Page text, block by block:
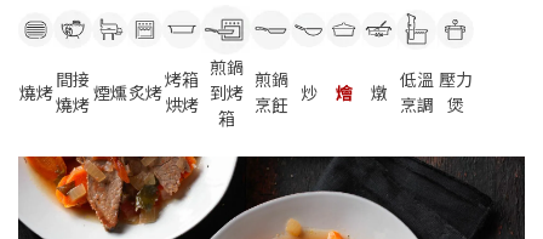
燒烤
間接
燒烤煙燻炙烤
烤箱
烘烤
煎鍋
到烤
箱
煎鍋
烹飪 炒 燴 燉
低溫
烹調
壓力
煲